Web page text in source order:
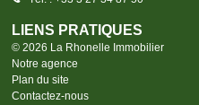
LIENS PRATIQUES
© 2026 La Rhonelle Immobilier
Notre agence
Plan du site
Contactez-nous